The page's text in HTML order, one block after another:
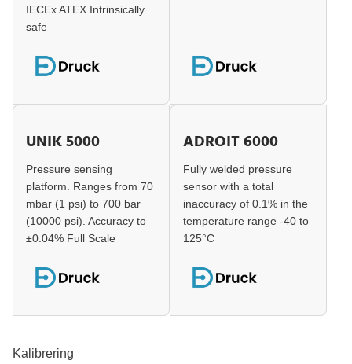
IECEx ATEX Intrinsically
safe
UNIK 5000
Pressure sensing
platform. Ranges from 70
mbar (1 psi) to 700 bar
(10000 psi). Accuracy to
±0.04% Full Scale
ADROIT 6000
Fully welded pressure
sensor with a total
inaccuracy of 0.1% in the
temperature range -40 to
125°C
Kalibrering